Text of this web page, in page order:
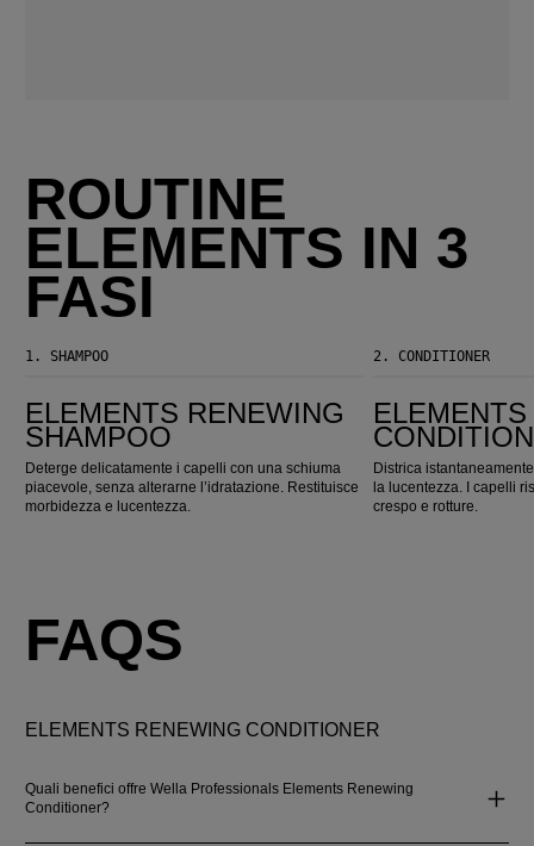
ROUTINE
ELEMENTS IN 3
FASI
1. SHAMPOO
ELEMENTS RENEWING
SHAMPOO
Deterge delicatamente i capelli con una schiuma
piacevole, senza alterarne l’idratazione. Restituisce
morbidezza e lucentezza.
2. CONDITIONER
Districa
la lucentezza. I capelli
crespo e rotture.
FAQS
ELEMENTS RENEWING CONDITIONER
Quali benefici offre Wella Professionals Elements Renewing
Conditioner?